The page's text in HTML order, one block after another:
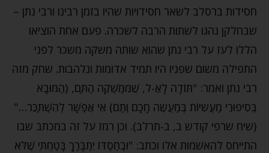
חסידות ברסלב לשאר חסידויות שהיו בזמן רבינו ורבי נתן –
שבחלקן נהגו לשתות הרבה לשכרה. פעם אחת הוציאו
הללו לעז על רבי נתן שהוא שותה משקה משכר לפני
התפילה משום שפניו היו תמיד אדומות ונלהבות. שחק מזה
רבי נתן ואמר: "תּוֹדָה לָאֵ-ל, שֶׁמִּמַּשְׁקֵה הַתַּם, (הַמּוּבָא
בְּסִיפּוּרֵי מַעֲשִֹיּוֹת בְּמַעֲשֶֹה חָכָם וְתַם) אִי אֶפְשָׁר לְהִשְׁתַּכֵּר…"
(שיח שרפי קודש ב, ב-תרלב). וכן רמז על זה במכתב שבו
התייחס להאשמות אלו וכתב: "וּבְחַסְדּוֹ יִתְבָּרַךְ בָּטַחְתִּי שֶׁלֹּא